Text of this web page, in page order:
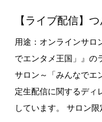
【ライブ配信】
用途：オンラインサロ
でエンタメ王国」』の
サロン～「みんなでエ
定生配信に関するディ
しています。 サロン